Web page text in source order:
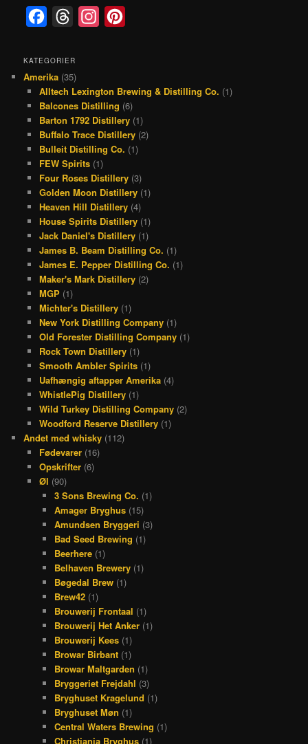
c
e
b
o
o
k
r
e
a
d
s
a
g
r
a
m
e
r
e
t
KATEGORIER
Amerika (35)
Alltech Lexington Brewing & Distilling Co. (1)
Balcones Distilling (6)
Barton 1792 Distillery(1)
Buffalo Trace Distillery(2)
Bulleit Distilling Co. (1)
FEW Spirits(1)
Four Roses Distillery(3)
Golden Moon Distillery(1)
Heaven Hill Distillery(4)
House Spirits Distillery(1)
Jack Daniel's Distillery(1)
James B. Beam Distilling Co. (1)
James E. Pepper Distilling Co. (1)
Maker's Mark Distillery(2)
MGP(1)
Michter's Distillery(1)
New York Distilling Company(1)
Old Forester Distilling Company(1)
Rock Town Distillery(1)
Smooth Ambler Spirits(1)
Uafhængig aftapper Amerika(4)
WhistlePig Distillery(1)
Wild Turkey Distilling Company(2)
Woodford Reserve Distillery(1)
Andet med whisky (112)
Fødevarer(16)
Opskrifter(6)
Øl (90)
3 Sons Brewing Co. (1)
Amager Bryghus (15)
Amundsen Bryggeri (3)
Bad Seed Brewing (1)
Beerhere (1)
Belhaven Brewery (1)
Bøgedal Brew (1)
Brew42 (1)
Brouwerij Frontaal (1)
Brouwerij Het Anker (1)
Brouwerij Kees (1)
Browar Birbant (1)
Browar Maltgarden (1)
Bryggeriet Frejdahl (3)
Bryghuset Kragelund (1)
Bryghuset Møn (1)
Central Waters Brewing (1)
Christiania Bryghus (1)